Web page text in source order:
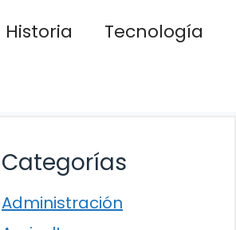
Historia
Tecnología
Categorías
Administración